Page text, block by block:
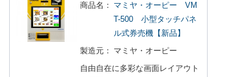
商品名： マミヤ・オーピー VM
T-500 小型タッチパネ
ル式券売機【新品】
製造元： マミヤ・オーピー
自由自在に多彩な画面レイアウト